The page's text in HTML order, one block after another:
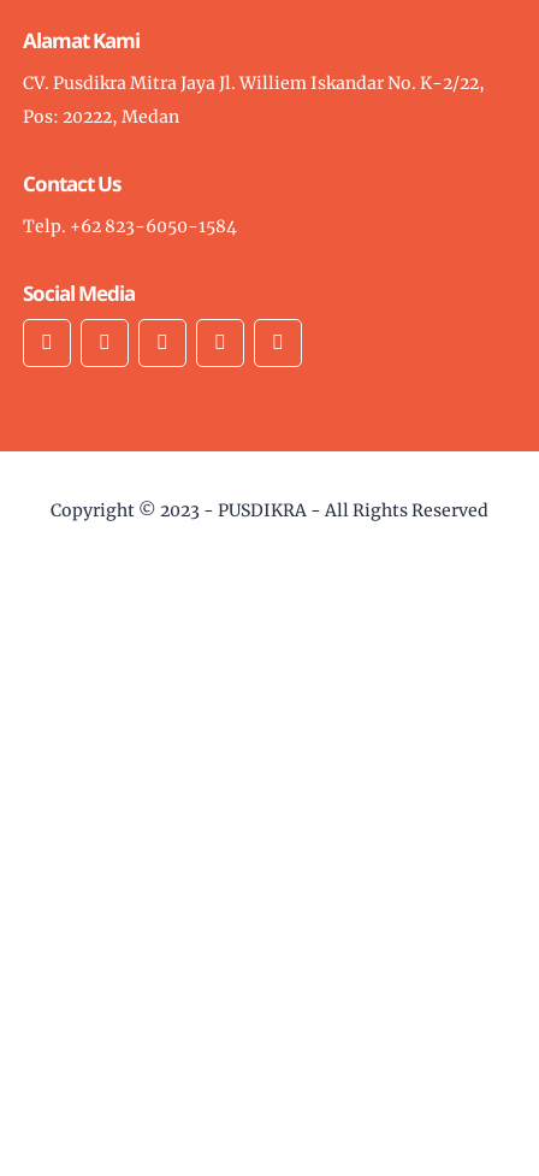
Alamat Kami
CV. Pusdikra Mitra Jaya Jl. Williem Iskandar No. K-2/22,
Pos: 20222, Medan
Contact Us
Telp. +62 823-6050-1584
Social Media
Copyright © 2023 - PUSDIKRA - All Rights Reserved